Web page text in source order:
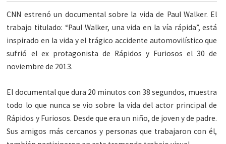
CNN estrenó un documental sobre la vida de Paul Walker. El
trabajo titulado: “Paul Walker, una vida en la vía rápida”, está
inspirado en la vida y el trágico accidente automovilístico que
sufrió el ex protagonista de Rápidos y Furiosos el 30 de
noviembre de 2013.
El documental que dura 20 minutos con 38 segundos, muestra
todo lo que nunca se vio sobre la vida del actor principal de
Rápidos y Furiosos. Desde que era un niño, de joven y de padre.
Sus amigos más cercanos y personas que trabajaron con él,